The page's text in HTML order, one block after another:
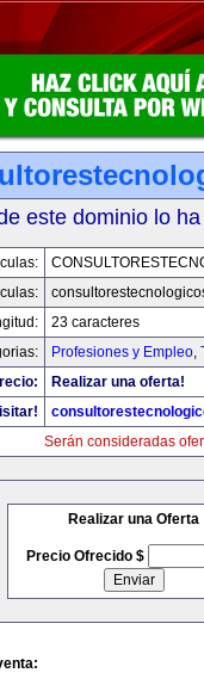
este dominio lo
23 caracteres
Profesiones y Empleo,
Realizar una oferta!
Serán consideradas
Realizar una Oferta
Precio Ofrecido $